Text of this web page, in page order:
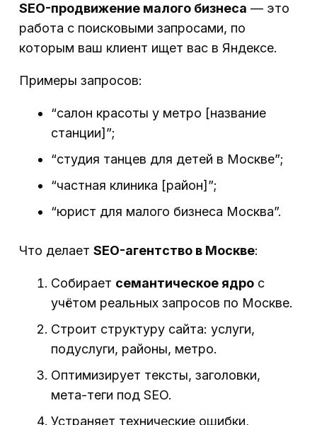
SEO-продвижение малого бизнеса — это
работа с поисковыми запросами, по
которым ваш клиент ищет вас в Яндексе.
Примеры запросов:
“салон красоты у метро [название
станции]”;
“студия танцев для детей в Москве”;
“частная клиника [район]”;
“юрист для малого бизнеса Москва”.
Что делает SEO-агентство в Москве:
Собирает семантическое ядро с
учётом реальных запросов по Москве.
Строит структуру сайта: услуги,
подуслуги, районы, метро.
Оптимизирует тексты, заголовки,
мета-теги под SEO.
Устраняет технические ошибки,